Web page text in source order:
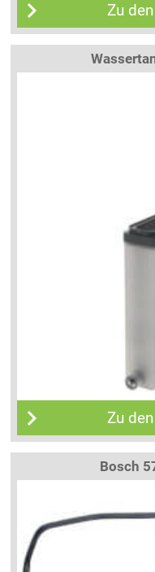
Zu
Zu
Bosch